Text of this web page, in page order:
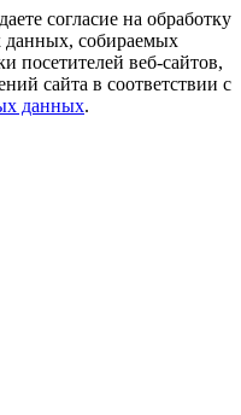
согласие на обработку
данных, собираемых
посетителей веб-сайтов,
сайта в соответствии с
данных.